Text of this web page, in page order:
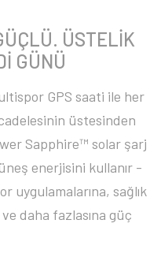
ÜSTELİK
GÜNÜ
GPS saati ile her
üstesinden
Sapphire™ solar şarj
enerjisini kullanır -
uygulamalarına, sağlık
daha fazlasına güç